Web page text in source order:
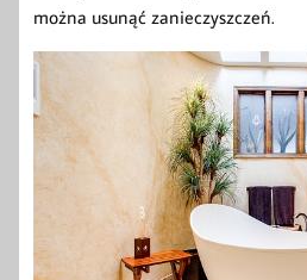
można usunąć zanieczyszczeń.